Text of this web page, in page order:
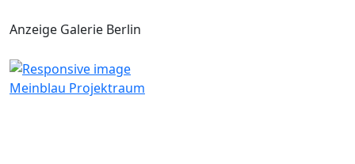
Anzeige Galerie Berlin
Meinblau Projektraum